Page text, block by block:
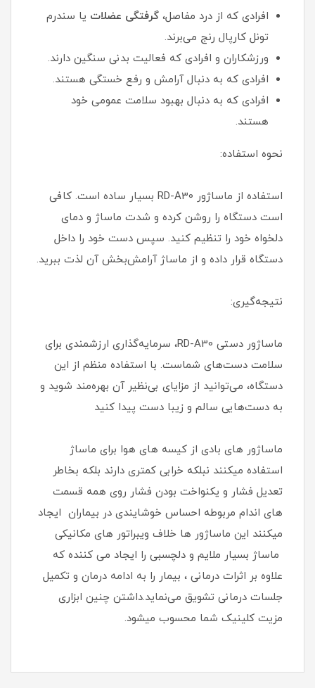
افرادی که از درد مفاصل، گرفتگی عضلات یا سندرم
تونل کارپال رنج می‌برند.
ورزشکاران و افرادی که فعالیت بدنی سنگین دارند.
افرادی که به دنبال آرامش و رفع خستگی هستند.
افرادی که به دنبال بهبود سلامت عمومی خود
هستند.
نحوه استفاده:
استفاده از ماساژور RD-A30 بسیار ساده است. کافی
است دستگاه را روشن کرده و شدت ماساژ و دمای
دلخواه خود را تنظیم کنید. سپس دست خود را داخل
دستگاه قرار داده و از ماساژ آرامش‌بخش آن لذت ببرید.
نتیجه‌گیری:
ماساژور دستی RD-A30، سرمایه‌گذاری ارزشمندی برای
سلامت دست‌های شماست. با استفاده منظم از این
دستگاه، می‌توانید از مزایای بی‌نظیر آن بهره‌مند شوید و
به دست‌هایی سالم و زیبا دست پیدا کنید
ماساژور های بادی از کیسه های هوا برای ماساژ
استفاده میکنند نبلکه خرابی کمتری دارند بلکه بخاطر
تعدیل فشار و یکنواخت بودن فشار روی همه قسمت
های اندام مربوطه احساس خوشایندی در بیماران ایجاد
میکنند این ماساژور ها خلاف ویبراتور های مکانیکی
ماساژ بسیار ملایم و دلچسبی را ایجاد می کننده که
علاوه بر اثرات درمانی ، بیمار را به ادامه درمان و تکمیل
جلسات درمانی تشویق می‌نماید.داشتن چنین ابزاری
مزیت کلینیک شما محسوب میشود.